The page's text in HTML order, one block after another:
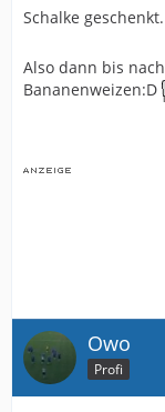
Schalke geschenkt.
Also dann bis
Bananenweizen:D
Owo
Profi